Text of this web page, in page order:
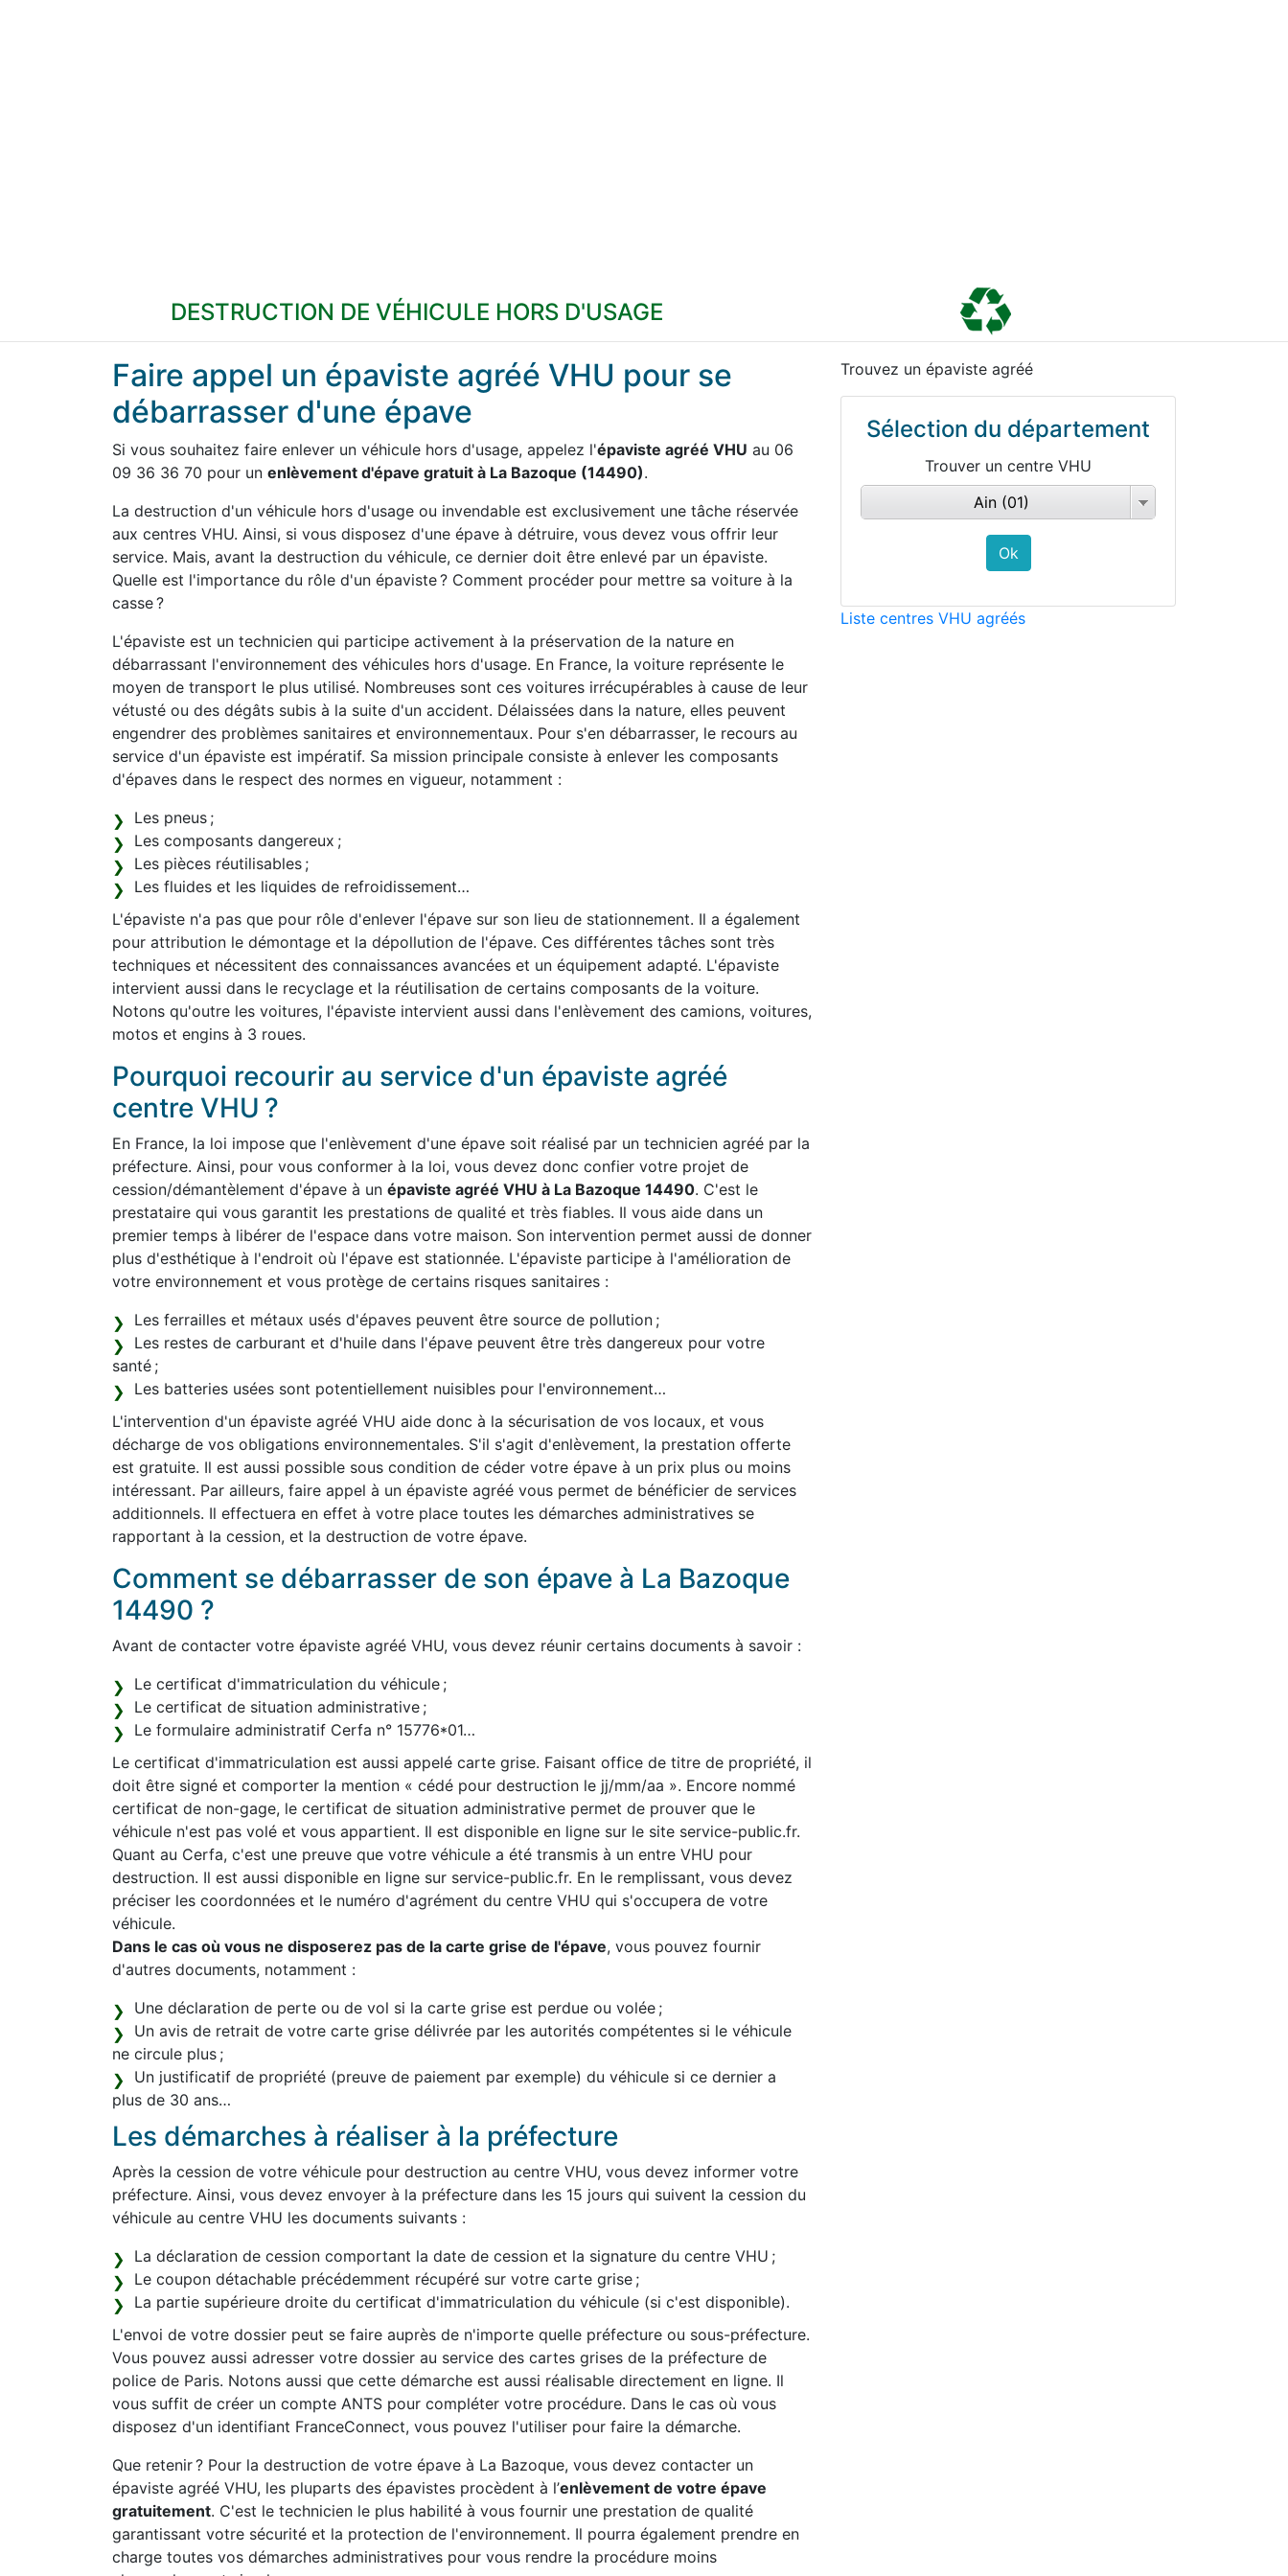
DESTRUCTION DE VÉHICULE HORS D'USAGE
Faire appel un épaviste agréé VHU pour se
débarrasser d'une épave
Si vous souhaitez faire enlever un véhicule hors d'usage, appelez l'épaviste agréé VHU au 06
09 36 36 70 pour un enlèvement d'épave gratuit à La Bazoque (14490).
La destruction d'un véhicule hors d'usage ou invendable est exclusivement une tâche réservée
aux centres VHU. Ainsi, si vous disposez d'une épave à détruire, vous devez vous offrir leur
service. Mais, avant la destruction du véhicule, ce dernier doit être enlevé par un épaviste.
Quelle est l'importance du rôle d'un épaviste ? Comment procéder pour mettre sa voiture à la
casse ?
L'épaviste est un technicien qui participe activement à la préservation de la nature en
débarrassant l'environnement des véhicules hors d'usage. En France, la voiture représente le
moyen de transport le plus utilisé. Nombreuses sont ces voitures irrécupérables à cause de leur
vétusté ou des dégâts subis à la suite d'un accident. Délaissées dans la nature, elles peuvent
engendrer des problèmes sanitaires et environnementaux. Pour s'en débarrasser, le recours au
service d'un épaviste est impératif. Sa mission principale consiste à enlever les composants
d'épaves dans le respect des normes en vigueur, notamment :
Les pneus ;
Les composants dangereux ;
Les pièces réutilisables ;
Les fluides et les liquides de refroidissement…
L'épaviste n'a pas que pour rôle d'enlever l'épave sur son lieu de stationnement. Il a également
pour attribution le démontage et la dépollution de l'épave. Ces différentes tâches sont très
techniques et nécessitent des connaissances avancées et un équipement adapté. L'épaviste
intervient aussi dans le recyclage et la réutilisation de certains composants de la voiture.
Notons qu'outre les voitures, l'épaviste intervient aussi dans l'enlèvement des camions, voitures,
motos et engins à 3 roues.
Pourquoi recourir au service d'un épaviste agréé
centre VHU ?
En France, la loi impose que l'enlèvement d'une épave soit réalisé par un technicien agréé par la
préfecture. Ainsi, pour vous conformer à la loi, vous devez donc confier votre projet de
cession/démantèlement d'épave à un épaviste agréé VHU à La Bazoque 14490. C'est le
prestataire qui vous garantit les prestations de qualité et très fiables. Il vous aide dans un
premier temps à libérer de l'espace dans votre maison. Son intervention permet aussi de donner
plus d'esthétique à l'endroit où l'épave est stationnée. L'épaviste participe à l'amélioration de
votre environnement et vous protège de certains risques sanitaires :
Les ferrailles et métaux usés d'épaves peuvent être source de pollution ;
Les restes de carburant et d'huile dans l'épave peuvent être très dangereux pour votre
santé ;
Les batteries usées sont potentiellement nuisibles pour l'environnement…
L'intervention d'un épaviste agréé VHU aide donc à la sécurisation de vos locaux, et vous
décharge de vos obligations environnementales. S'il s'agit d'enlèvement, la prestation offerte
est gratuite. Il est aussi possible sous condition de céder votre épave à un prix plus ou moins
intéressant. Par ailleurs, faire appel à un épaviste agréé vous permet de bénéficier de services
additionnels. Il effectuera en effet à votre place toutes les démarches administratives se
rapportant à la cession, et la destruction de votre épave.
Comment se débarrasser de son épave à La Bazoque
14490 ?
Avant de contacter votre épaviste agréé VHU, vous devez réunir certains documents à savoir :
Le certificat d'immatriculation du véhicule ;
Le certificat de situation administrative ;
Le formulaire administratif Cerfa n° 15776*01…
Le certificat d'immatriculation est aussi appelé carte grise. Faisant office de titre de propriété, il
doit être signé et comporter la mention « cédé pour destruction le jj/mm/aa ». Encore nommé
certificat de non-gage, le certificat de situation administrative permet de prouver que le
véhicule n'est pas volé et vous appartient. Il est disponible en ligne sur le site service-public.fr.
Quant au Cerfa, c'est une preuve que votre véhicule a été transmis à un entre VHU pour
destruction. Il est aussi disponible en ligne sur service-public.fr. En le remplissant, vous devez
préciser les coordonnées et le numéro d'agrément du centre VHU qui s'occupera de votre
véhicule.
Dans le cas où vous ne disposerez pas de la carte grise de l'épave, vous pouvez fournir
d'autres documents, notamment :
Une déclaration de perte ou de vol si la carte grise est perdue ou volée ;
Un avis de retrait de votre carte grise délivrée par les autorités compétentes si le véhicule
ne circule plus ;
Un justificatif de propriété (preuve de paiement par exemple) du véhicule si ce dernier a
plus de 30 ans…
Les démarches à réaliser à la préfecture
Après la cession de votre véhicule pour destruction au centre VHU, vous devez informer votre
préfecture. Ainsi, vous devez envoyer à la préfecture dans les 15 jours qui suivent la cession du
véhicule au centre VHU les documents suivants :
La déclaration de cession comportant la date de cession et la signature du centre VHU ;
Le coupon détachable précédemment récupéré sur votre carte grise ;
La partie supérieure droite du certificat d'immatriculation du véhicule (si c'est disponible).
L'envoi de votre dossier peut se faire auprès de n'importe quelle préfecture ou sous-préfecture.
Vous pouvez aussi adresser votre dossier au service des cartes grises de la préfecture de
police de Paris. Notons aussi que cette démarche est aussi réalisable directement en ligne. Il
vous suffit de créer un compte ANTS pour compléter votre procédure. Dans le cas où vous
disposez d'un identifiant FranceConnect, vous pouvez l'utiliser pour faire la démarche.
Que retenir ? Pour la destruction de votre épave à La Bazoque, vous devez contacter un
épaviste agréé VHU, les pluparts des épavistes procèdent à l’enlèvement de votre épave
gratuitement. C'est le technicien le plus habilité à vous fournir une prestation de qualité
garantissant votre sécurité et la protection de l'environnement. Il pourra également prendre en
charge toutes vos démarches administratives pour vous rendre la procédure moins
Trouvez un épaviste agréé
Sélection du département
Trouver un centre VHU
Ain (01)
Liste centres VHU agréés